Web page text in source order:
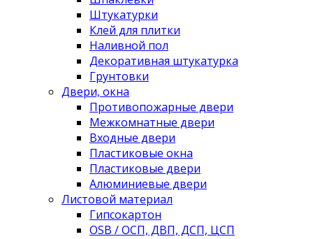
Штукатурки
Клей для плитки
Наливной пол
Декоративная штукатурка
Грунтовки
Двери, окна
Противопожарные двери
Межкомнатные двери
Входные двери
Пластиковые окна
Пластиковые двери
Алюминиевые двери
Листовой материал
Гипсокартон
OSB / ОСП, ДВП, ДСП, ЦСП